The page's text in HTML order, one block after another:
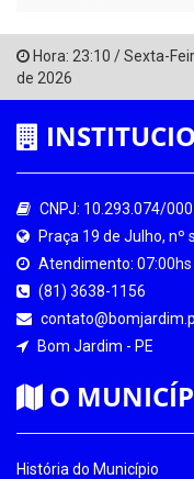
Hora: 23:10 /Sexta-
de 2026
CNPJ: 10.293.074/
Praça 19 de Julho, nº
Atendimento: 07:00hs
(81) 3638-1156
Bom Jardim - PE
O
História do Município